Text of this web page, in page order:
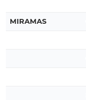
MIRAMAS